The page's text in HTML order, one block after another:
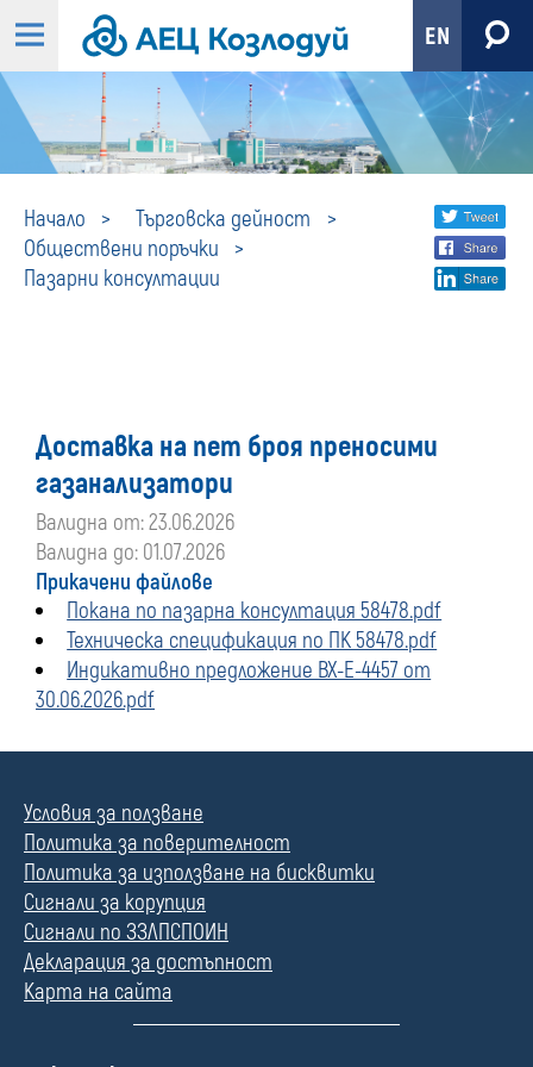
EN
Начало
Търговска дейност
Обществени поръчки
Пазарни консултации
Пазарни
консултации
Share
social
Доставка на пет броя преносими
газанализатори
Валидна от: 23.06.2026
Валидна до: 01.07.2026
Прикачени файлове
Покана по пазарна консултация 58478.pdf
Техническа спецификация по ПК 58478.pdf
Индикативно предложение ВХ-Е-4457 от
30.06.2026.pdf
Условия за ползване
Политика за поверителност
Политика за използване на бисквитки
Сигнали за корупция
Сигнали по ЗЗЛПСПОИН
Декларация за достъпност
Карта на сайта